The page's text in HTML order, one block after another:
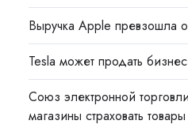
Выручка Apple превзошла
Tesla может продать
Союз электронной
магазины страховать